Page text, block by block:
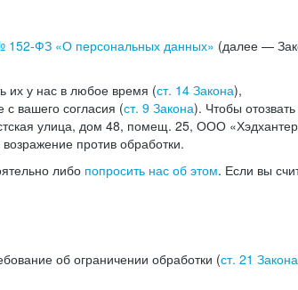
152-ФЗ «О персональных данных» (далее —
их у нас в любое время (ст. 14 Закона),
вашего согласия (ст. 9 Закона). Чтобы
улица, дом 48, помещ. 25, ООО
против обработки.
либо попросить нас об этом. Если вы
об ограничении обработки (ст. 21 Закона